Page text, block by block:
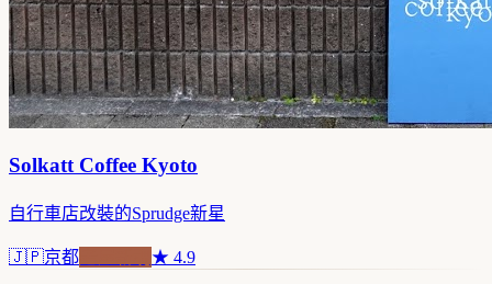
Solkatt Coffee Kyoto
自行車店改裝的Sprudge新星
🇯🇵京都 ★ 4.9